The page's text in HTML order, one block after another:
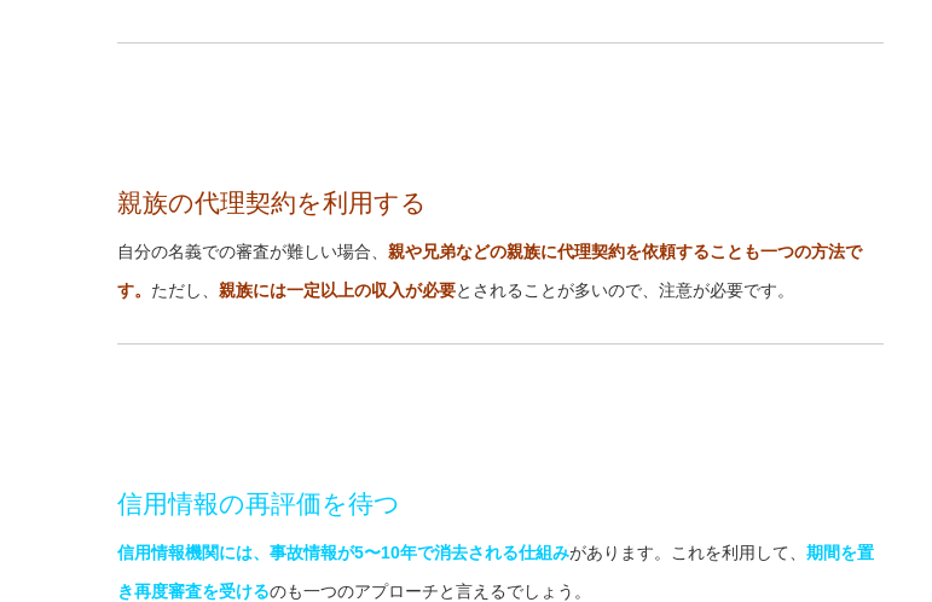
親族の代理契約を利用する
自分の名義での審査が難しい場合、 親や兄弟などの親族に代理契約を依頼することも一つの方法で
す。 ただし、 親族には一定以上の収入が必要とされることが多いので、注意が必要です。
信用情報の再評価を待つ
信用情報機関には、事故情報が5〜10年で消去される仕組みがあります。これを利用して、 期間を置
き再度審査を受けるのも一つのアプローチと言えるでしょう。